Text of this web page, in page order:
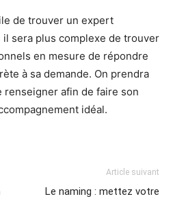
de trouver un expert
sera plus complexe de trouver
en mesure de répondre
à sa demande. On prendra
renseigner afin de faire son
idéal.
Article suivant
Le naming : mettez votre